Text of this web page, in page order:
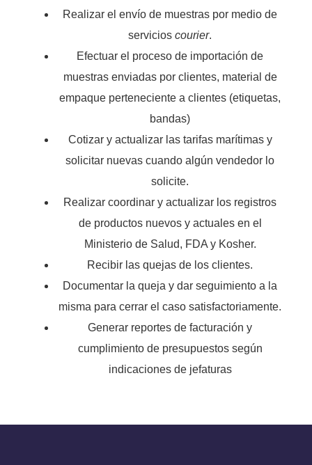
Realizar el envío de muestras por medio de
servicios courier.
Efectuar el proceso de importación de
muestras enviadas por clientes, material de
empaque perteneciente a clientes (etiquetas,
bandas)
Cotizar y actualizar las tarifas marítimas y
solicitar nuevas cuando algún vendedor lo
solicite.
Realizar coordinar y actualizar los registros
de productos nuevos y actuales en el
Ministerio de Salud, FDA y Kosher.
Recibir las quejas de los clientes.
Documentar la queja y dar seguimiento a la
misma para cerrar el caso satisfactoriamente.
Generar reportes de facturación y
cumplimiento de presupuestos según
indicaciones de jefaturas